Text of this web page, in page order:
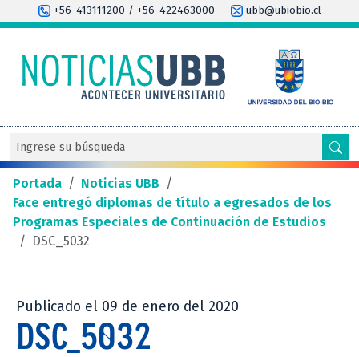
+56-413111200 / +56-422463000 ubb@ubiobio.cl
Portada / Noticias UBB /
Face entregó diplomas de título a egresados de los
Programas Especiales de Continuación de Estudios
/ DSC_5032
Publicado el 09 de enero del 2020
DSC_5032